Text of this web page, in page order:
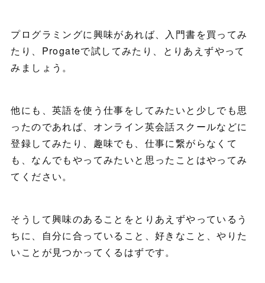
プログラミングに興味があれば、入門書を買ってみ
たり、Progateで試してみたり、とりあえずやって
みましょう。
他にも、英語を使う仕事をしてみたいと少しでも思
ったのであれば、オンライン英会話スクールなどに
登録してみたり、趣味でも、仕事に繋がらなくて
も、なんでもやってみたいと思ったことはやってみ
てください。
そうして興味のあることをとりあえずやっているう
ちに、自分に合っていること、好きなこと、やりた
いことが見つかってくるはずです。